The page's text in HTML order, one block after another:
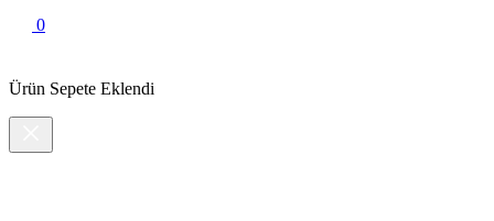
0
Ürün Sepete Eklendi